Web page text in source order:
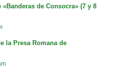
de Consocra» (7 y 8
la Presa Romana de